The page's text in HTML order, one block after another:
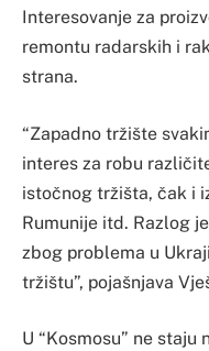
Interesovanje za
remontu radarskih i
strana.
“Zapadno tržište
interes za robu
istočnog tržišta, čak i
Rumunije itd. Razlog
zbog problema u
tržištu”, pojašnjava
U “Kosmosu” ne staju